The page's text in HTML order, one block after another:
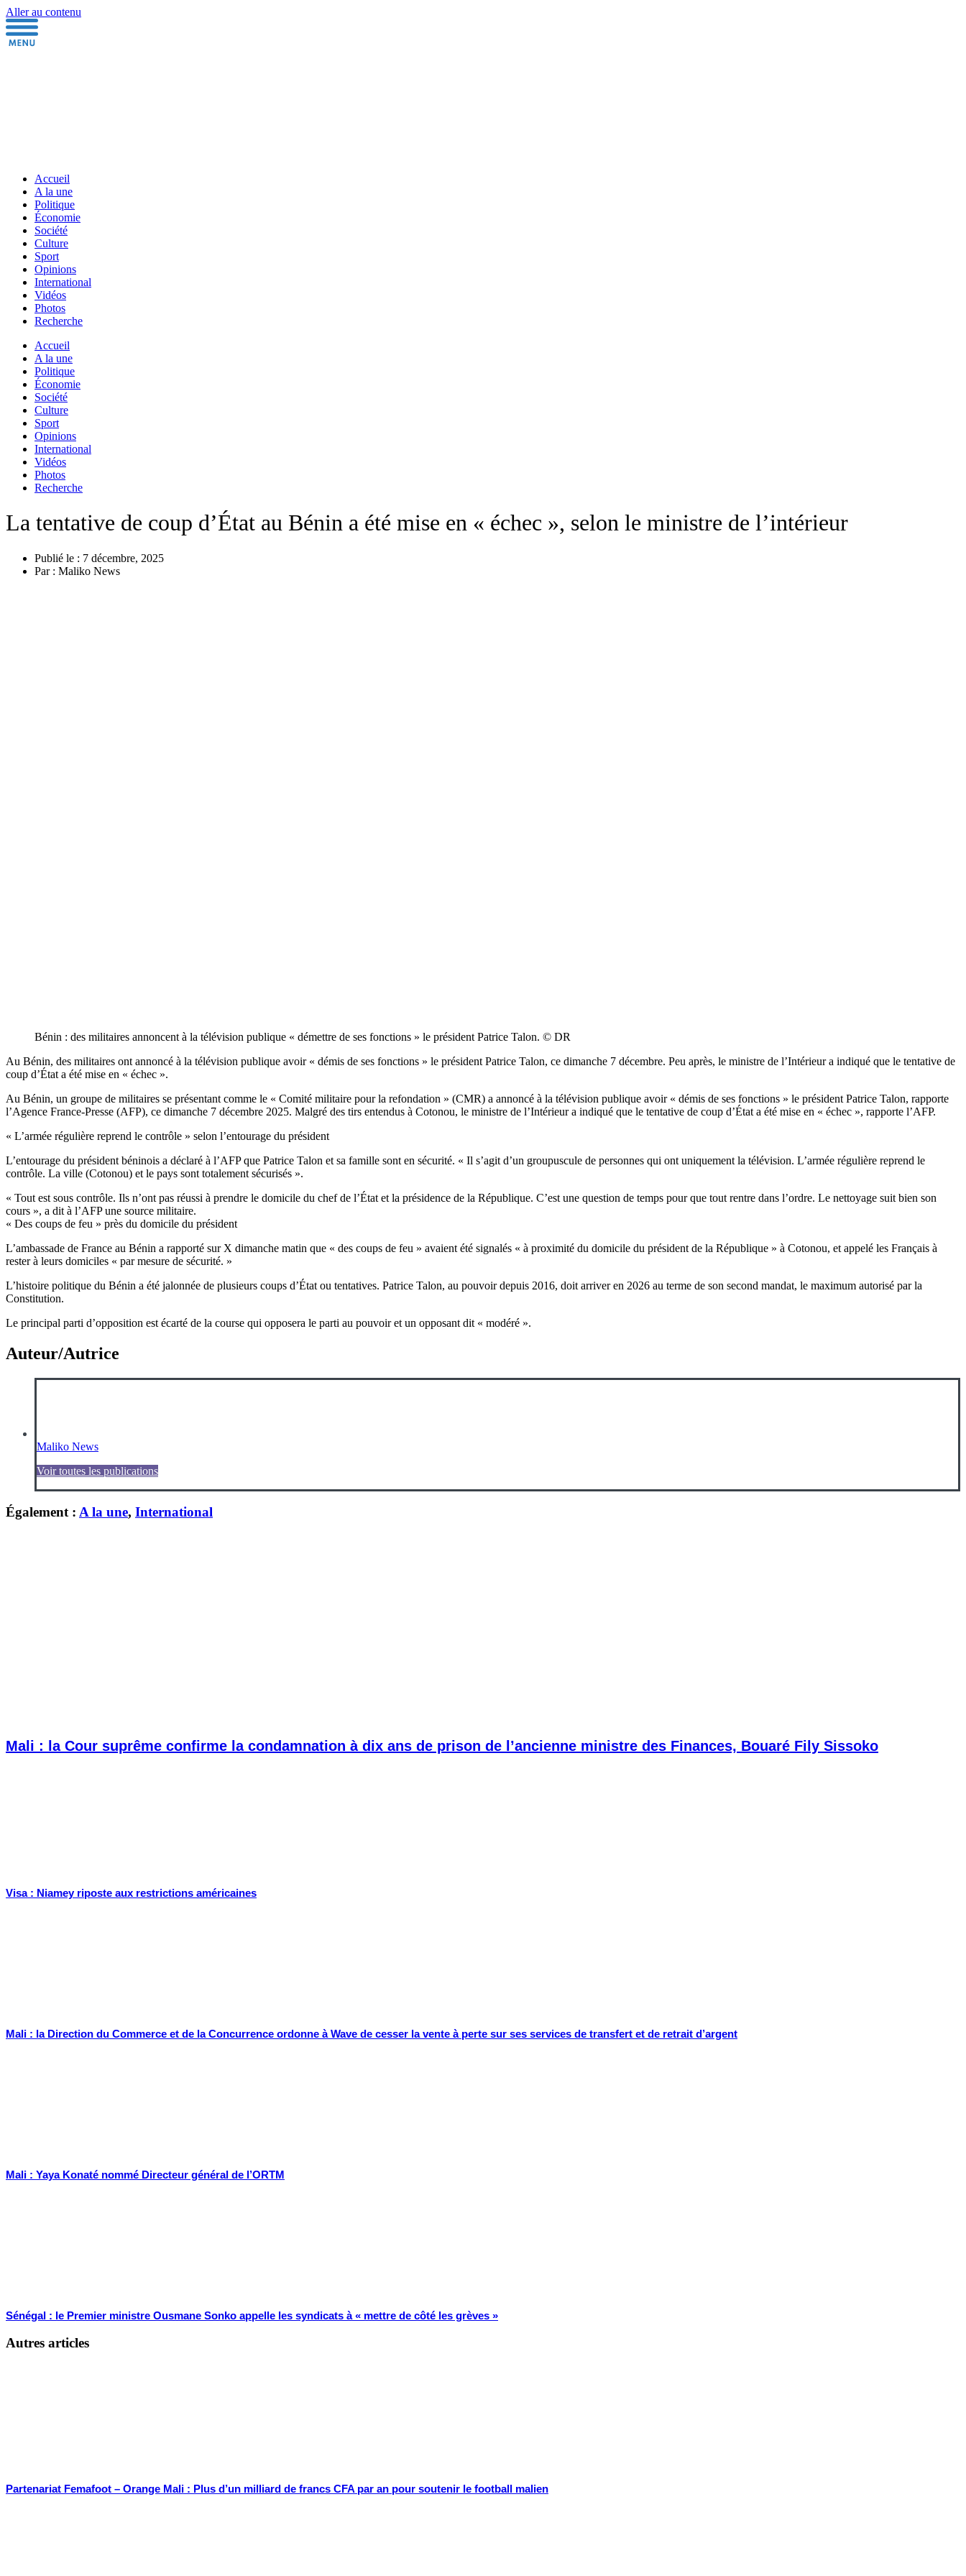
Aller au contenu
Accueil
A la une
Politique
Économie
Société
Culture
Sport
Opinions
International
Vidéos
Photos
Recherche
Accueil
A la une
Politique
Économie
Société
Culture
Sport
Opinions
International
Vidéos
Photos
Recherche
La tentative de coup d’État au Bénin a été mise en « échec », selon le ministre de l’intérieur
Publié le : 7 décembre, 2025
Par : Maliko News
Bénin : des militaires annoncent à la télévision publique « démettre de ses fonctions » le président Patrice Talon. © DR
Au Bénin, des militaires ont annoncé à la télévision publique avoir « démis de ses fonctions » le président Patrice Talon, ce dimanche 7 décembre. Peu après, le ministre de l’Intérieur a indiqué que le tentative de
coup d’État a été mise en « échec ».
Au Bénin, un groupe de militaires se présentant comme le « Comité militaire pour la refondation » (CMR) a annoncé à la télévision publique avoir « démis de ses fonctions » le président Patrice Talon, rapporte
l’Agence France-Presse (AFP), ce dimanche 7 décembre 2025. Malgré des tirs entendus à Cotonou, le ministre de l’Intérieur a indiqué que le tentative de coup d’État a été mise en « échec », rapporte l’AFP.
« L’armée régulière reprend le contrôle » selon l’entourage du président
L’entourage du président béninois a déclaré à l’AFP que Patrice Talon et sa famille sont en sécurité. « Il s’agit d’un groupuscule de personnes qui ont uniquement la télévision. L’armée régulière reprend le
contrôle. La ville (Cotonou) et le pays sont totalement sécurisés ».
« Tout est sous contrôle. Ils n’ont pas réussi à prendre le domicile du chef de l’État et la présidence de la République. C’est une question de temps pour que tout rentre dans l’ordre. Le nettoyage suit bien son
cours », a dit à l’AFP une source militaire.
« Des coups de feu » près du domicile du président
L’ambassade de France au Bénin a rapporté sur X dimanche matin que « des coups de feu » avaient été signalés « à proximité du domicile du président de la République » à Cotonou, et appelé les Français à
rester à leurs domiciles « par mesure de sécurité. »
L’histoire politique du Bénin a été jalonnée de plusieurs coups d’État ou tentatives. Patrice Talon, au pouvoir depuis 2016, doit arriver en 2026 au terme de son second mandat, le maximum autorisé par la
Constitution.
Le principal parti d’opposition est écarté de la course qui opposera le parti au pouvoir et un opposant dit « modéré ».
Auteur/Autrice
Maliko News
Voir toutes les publications
Également : A la une, International
Mali : la Cour suprême confirme la condamnation à dix ans de prison de l’ancienne ministre des Finances, Bouaré Fily Sissoko
Visa : Niamey riposte aux restrictions américaines
Mali : la Direction du Commerce et de la Concurrence ordonne à Wave de cesser la vente à perte sur ses services de transfert et de retrait d’argent
Mali : Yaya Konaté nommé Directeur général de l’ORTM
Sénégal : le Premier ministre Ousmane Sonko appelle les syndicats à « mettre de côté les grèves »
Autres articles
Partenariat Femafoot – Orange Mali : Plus d’un milliard de francs CFA par an pour soutenir le football malien